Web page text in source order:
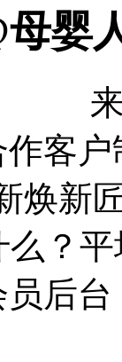
婴
作客
焕
么？
后